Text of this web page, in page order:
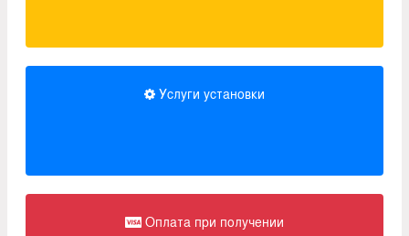
Услуги установки
Оплата при получении